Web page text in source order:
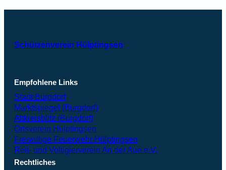
Schützenverein Hülptingsen
Empfohlene Links
Stadt Burgdorf
Marktspiegel (Burgdorf)
Altkreisblitz (Burgdorf)
Ortsverein Hülptingsen
Freiwillige Feuerwehr Hülptingsen
Reit- und Voltigierverein An der Aue e.V.
Rechtliches